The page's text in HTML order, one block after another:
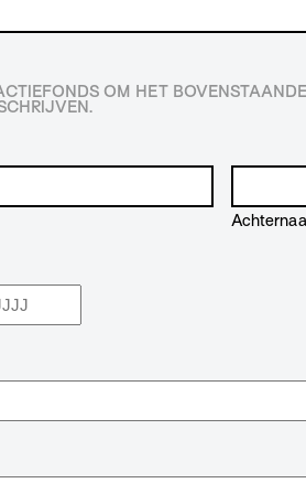
OM HET